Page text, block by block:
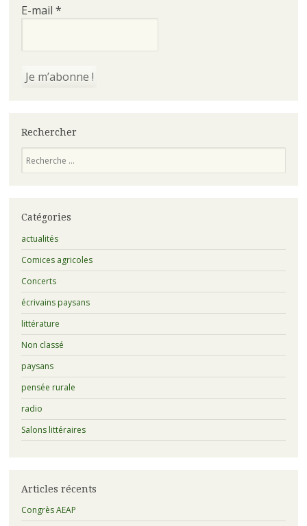
E-mail *
Rechercher
Catégories
actualités
Comices agricoles
Concerts
écrivains paysans
littérature
Non classé
paysans
pensée rurale
radio
Salons littéraires
Articles récents
Congrès AEAP